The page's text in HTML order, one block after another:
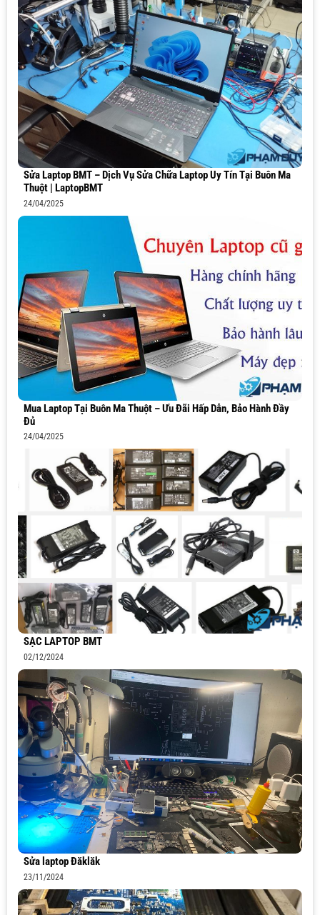
Sửa Laptop BMT – Dịch Vụ Sửa Chữa Laptop Uy Tín Tại Buôn Ma
Thuột | LaptopBMT
24/04/2025
Mua Laptop Tại Buôn Ma Thuột – Ưu Đãi Hấp Dẫn, Bảo Hành Đầy
Đủ
24/04/2025
SẠC LAPTOP BMT
02/12/2024
Sửa laptop Đăklăk
23/11/2024